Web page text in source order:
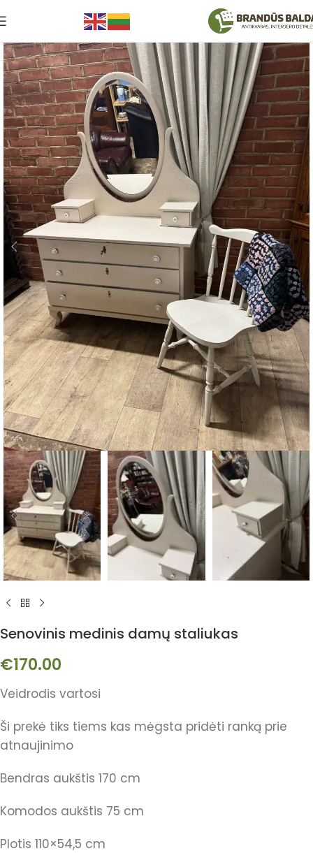
Senovinis medinis damų staliukas
€170.00
Veidrodis vartosi
Ši prekė tiks tiems kas mėgsta pridėti ranką prie
atnaujinimo
Bendras aukštis 170 cm
Komodos aukštis 75 cm
Plotis 110×54,5 cm